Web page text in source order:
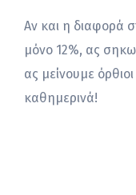
Αν και η διαφορά
μόνο 12%, ας
ας μείνουμε
καθημερινά!